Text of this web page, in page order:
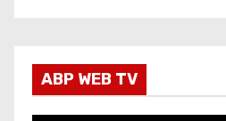
ABP WEB TV